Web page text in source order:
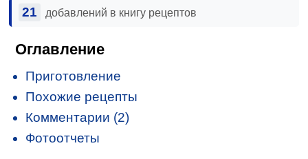
21 добавлений в книгу рецептов
Оглавление
Приготовление
Похожие рецепты
Комментарии (2)
Фотоотчеты